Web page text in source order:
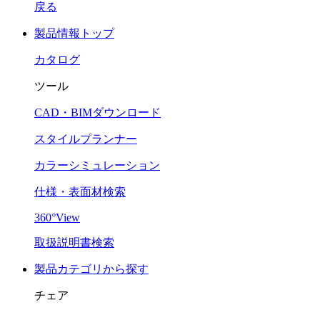
戻る
製品情報トップ
カタログ
ツール
CAD・BIMダウンロード
スタイルプランナー
カラーシミュレーション
仕様・表面材検索
360°View
取扱説明書検索
製品カテゴリから探す
チェア